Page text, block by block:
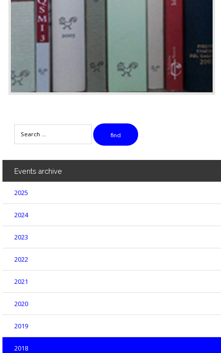
find
Events archive
2025
2024
2023
2022
2021
2020
2019
2018